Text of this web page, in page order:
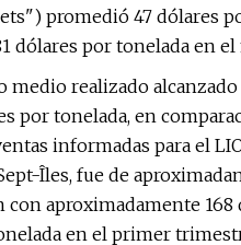
promedió 47 dólares
dólares por tonelada en
realizado
por tonelada, en
informadas para el
Îles, fue de
con aproximadamente
en el primer